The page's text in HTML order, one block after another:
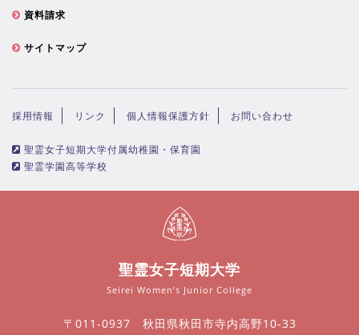
資料請求
サイトマップ
採用情報 リンク 個人情報保護方針 お問い合わせ
聖霊女子短期大学付属幼稚園・保育園
聖霊学園高等学校
聖霊女子短期大学
Seirei Women’s Junior College
〒011-0937 秋田県秋田市寺内高野10-33